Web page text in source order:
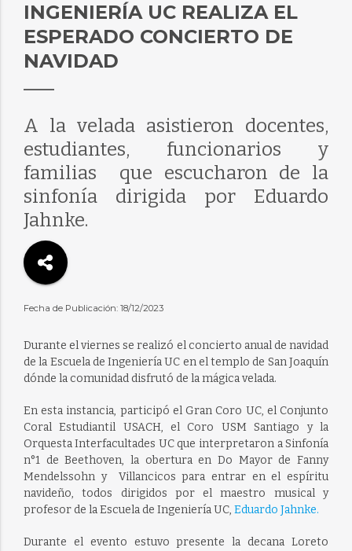
INGENIERÍA UC REALIZA EL
ESPERADO CONCIERTO DE
NAVIDAD
A la velada asistieron docentes,
estudiantes, funcionarios y
familias que escucharon de la
sinfonía dirigida por Eduardo
Jahnke.
Fecha de Publicación: 18/12/2023
Durante el viernes se realizó el concierto anual de navidad
de la Escuela de Ingeniería UC en el templo de San Joaquín
dónde la comunidad disfrutó de la mágica velada.
En esta instancia, participó el Gran Coro UC, el Conjunto
Coral Estudiantil USACH, el Coro USM Santiago y la
Orquesta Interfacultades UC que interpretaron a Sinfonía
n°1 de Beethoven, la obertura en Do Mayor de Fanny
Mendelssohn y Villancicos para entrar en el espíritu
navideño, todos dirigidos por el maestro musical y
profesor de la Escuela de Ingeniería UC, Eduardo Jahnke.
Durante el evento estuvo presente la decana Loreto